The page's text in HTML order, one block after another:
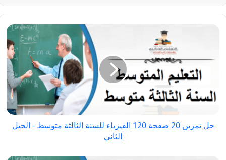
الفيزياء
للسنة
متوسط
حل تمرين 20 صفحة 120 الفيزياء للسنة الثالثة متوسط - الجيل
الثاني